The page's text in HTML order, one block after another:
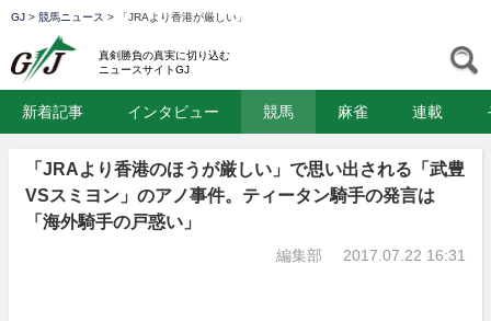
GJ > 競馬ニュース > 「JRAより香港が厳しい」
真剣勝負の真実に切り込む
ニュースサイトGJ
新着記事 インタビュー 競馬 麻雀 連載
「JRAより香港のほうが厳しい」で思い出される「武豊
VSスミヨン」のアノ事件。ティータン騎手の発言は
「海外騎手の戸惑い」
編集部 2017.07.22 16:31